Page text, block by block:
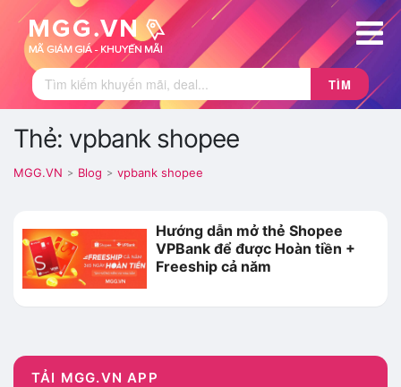
TÌM
Thẻ: vpbank shopee
MGG.VN > Blog > vpbank shopee
Hướng dẫn mở thẻ Shopee
VPBank để được Hoàn tiền +
Freeship cả năm
TẢI MGG.VN APP